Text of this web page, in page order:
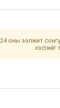
оны ээлжит
хэсгийг